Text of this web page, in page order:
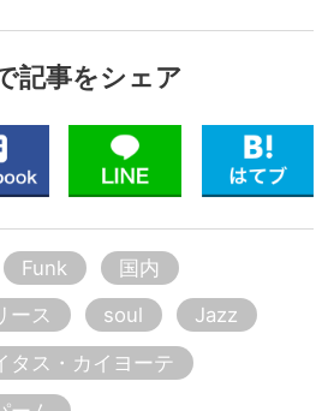
記事をシェア
Funk
国内
ース
soul
Jazz
タス・カイヨーテ